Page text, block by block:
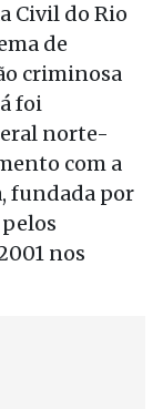
Civil do Rio
de
criminosa
foi
norte-
com a
fundada por
nos